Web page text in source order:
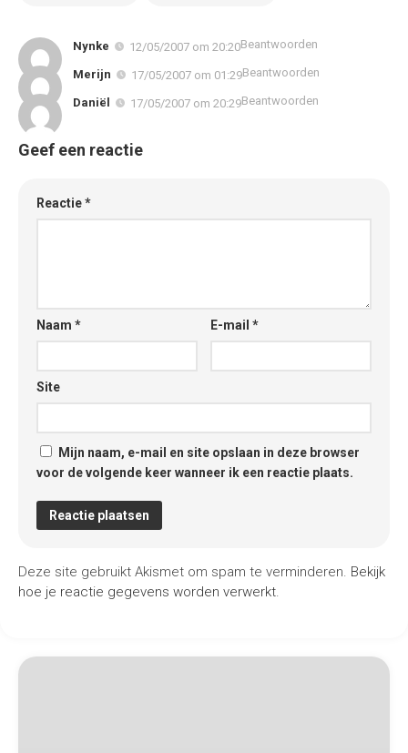
Nynke 12/05/2007 om 20:20Beantwoorden
Merijn 17/05/2007 om 01:29Beantwoorden
Daniël 17/05/2007 om 20:29Beantwoorden
Geef een reactie
Reactie*
Naam * E-mail*
Site
Mijn naam, e-mail en site opslaan in deze browser
voor de volgende keer wanneer ik een reactie plaats.
Deze site gebruikt Akismet om spam te verminderen. Bekijk
hoe je reactie gegevens worden verwerkt.